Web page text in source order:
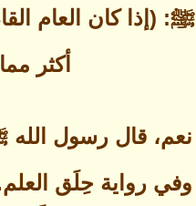
ﷺ: (إذا كان العام
أكثر
نعم، قال رسول الله
وفي رواية حِلَق